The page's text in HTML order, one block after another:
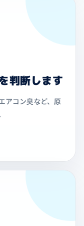
判断します
アコン臭など、原